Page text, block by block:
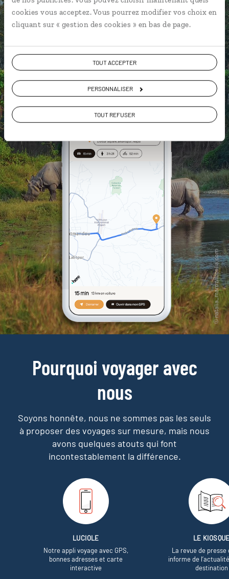
cookies vous acceptez. Vous pourrez modifier vos choix en
cliquant sur « gestion des cookies » en bas de page.
TOUT ACCEPTER
PERSONNALISER
TOUT REFUSER
L'album souvenirs à composer
vous-même
DÉCOUVRIR LUCIOLE
Pourquoi voyager avec
nous
Soyons honnête, nous ne sommes pas les seuls
à proposer des voyages sur mesure, mais nous
avons quelques atouts qui font
incontestablement la différence.
LUCIOLE
Notre appli voyage avec GPS,
bonnes adresses et carte
interactive
LE
La revue de presse
informe de
destination